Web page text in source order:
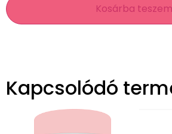
Kosárba teszem
Kapcsolódó